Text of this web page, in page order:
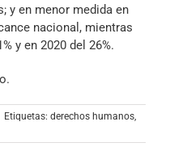
y en menor medida en
nacional, mientras
y en 2020 del 26%.
Etiquetas: derechos humanos